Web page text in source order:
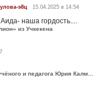
э8ц 15.04.2025 в 14:54
наша гордость....
из Учкекена
В Черкесске чествовали выдающегося юриста, учёного и педагога Юрия Калмыкова